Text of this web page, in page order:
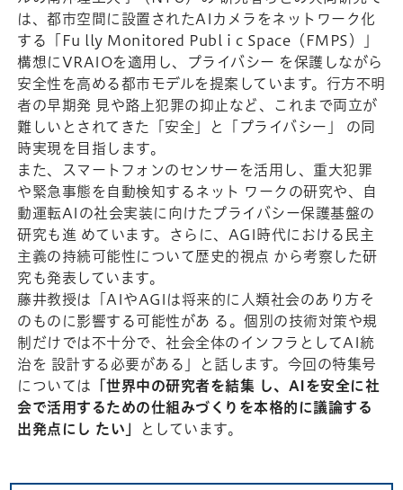
は、都市空間に設置されたAIカメラをネットワーク化
する「Fu lly Monitored Publ i c Space（FMPS）」
構想にVRAIOを適用し、プライバシー を保護しながら
安全性を高める都市モデルを提案しています。行方不明
者の早期発 見や路上犯罪の抑止など、これまで両立が
難しいとされてきた「安全」と「プライバシー」 の同
時実現を目指します。
また、スマートフォンのセンサーを活用し、重大犯罪
や緊急事態を自動検知するネット ワークの研究や、自
動運転AIの社会実装に向けたプライバシー保護基盤の
研究も進 めています。さらに、AGI時代における民主
主義の持続可能性について歴史的視点 から考察した研
究も発表しています。
藤井教授は「AIやAGIは将来的に人類社会のあり方そ
のものに影響する可能性があ る。個別の技術対策や規
制だけでは不十分で、社会全体のインフラとしてAI統
治を 設計する必要がある」と話します。今回の特集号
については
「世界中の研究者を結集 し、AIを安全に社
会で活用するための仕組みづくりを本格的に議論する
出発点にし たい」
としています。